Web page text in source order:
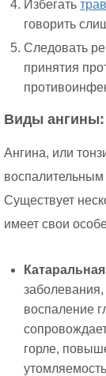
Избегать
говорить
Следовать
принятия
Виды ангины:
Ангина, или
Существует
имеет свои
воспаление
горле,